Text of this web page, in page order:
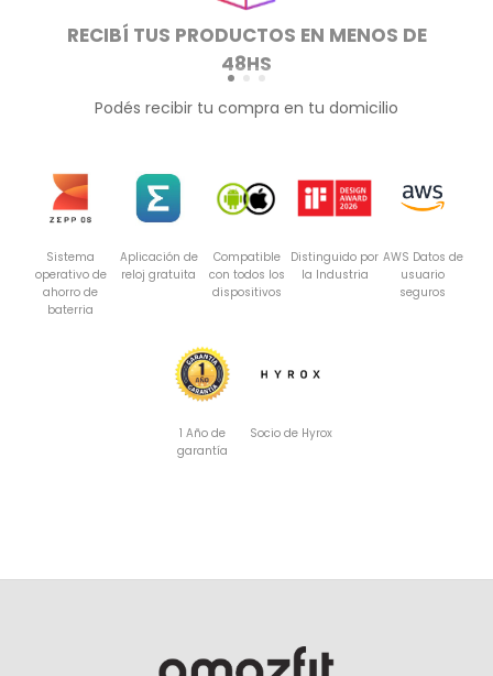
RECIBÍ TUS PRODUCTOS EN MENOS DE
48HS
Podés recibir tu compra en tu domicilio
Sistema
operativo de
ahorro de
baterria
Aplicación de
reloj gratuita
Compatible
con todos los
dispositivos
Distinguido por
la Industria
AWS Datos de
usuario
seguros
1 Año de
garantía
Socio de Hyrox